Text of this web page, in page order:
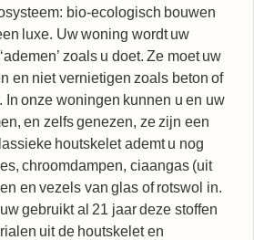
bio-ecologisch bouwen
luxe. Uw woning wordt uw
zoals u doet. Ze moet uw
en niet vernietigen zoals beton of
In onze woningen kunnen u en uw
en zelfs genezen, ze zijn een
houtskelet ademt u nog
chroomdampen, ciaangas (uit
en vezels van glas of rotswol in.
gebruikt al 21 jaar deze stoffen
uit de houtskelet en